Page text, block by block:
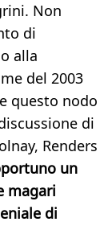
Non
di
alla
del 2003
questo nodo
di
Renders
un
magari
di